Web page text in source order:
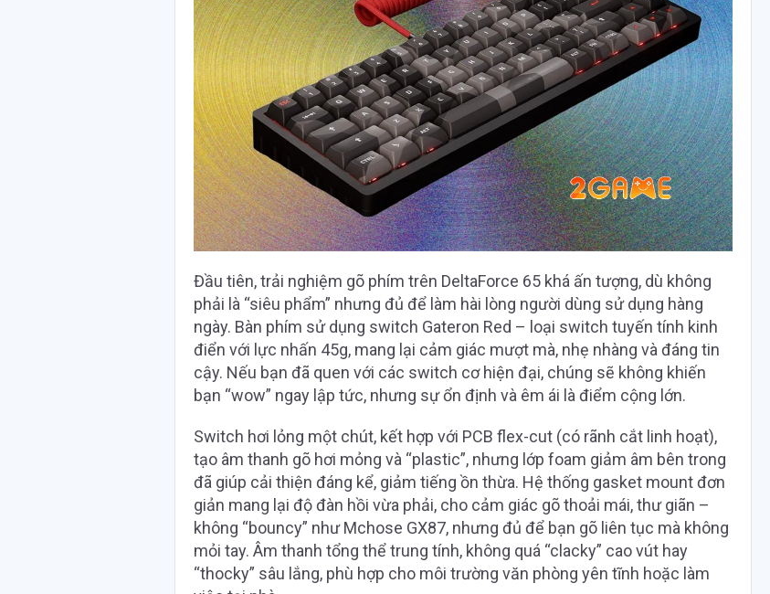
Đầu tiên, trải nghiệm gõ phím trên DeltaForce 65 khá ấn tượng, dù không
phải là “siêu phẩm” nhưng đủ để làm hài lòng người dùng sử dụng hàng
ngày. Bàn phím sử dụng switch Gateron Red – loại switch tuyến tính kinh
điển với lực nhấn 45g, mang lại cảm giác mượt mà, nhẹ nhàng và đáng tin
cậy. Nếu bạn đã quen với các switch cơ hiện đại, chúng sẽ không khiến
bạn “wow” ngay lập tức, nhưng sự ổn định và êm ái là điểm cộng lớn.
Switch hơi lỏng một chút, kết hợp với PCB flex-cut (có rãnh cắt linh hoạt),
tạo âm thanh gõ hơi mỏng và “plastic”, nhưng lớp foam giảm âm bên trong
đã giúp cải thiện đáng kể, giảm tiếng ồn thừa. Hệ thống gasket mount đơn
giản mang lại độ đàn hồi vừa phải, cho cảm giác gõ thoải mái, thư giãn –
không “bouncy” như Mchose GX87, nhưng đủ để bạn gõ liên tục mà không
mỏi tay. Âm thanh tổng thể trung tính, không quá “clacky” cao vút hay
“thocky” sâu lắng, phù hợp cho môi trường văn phòng yên tĩnh hoặc làm